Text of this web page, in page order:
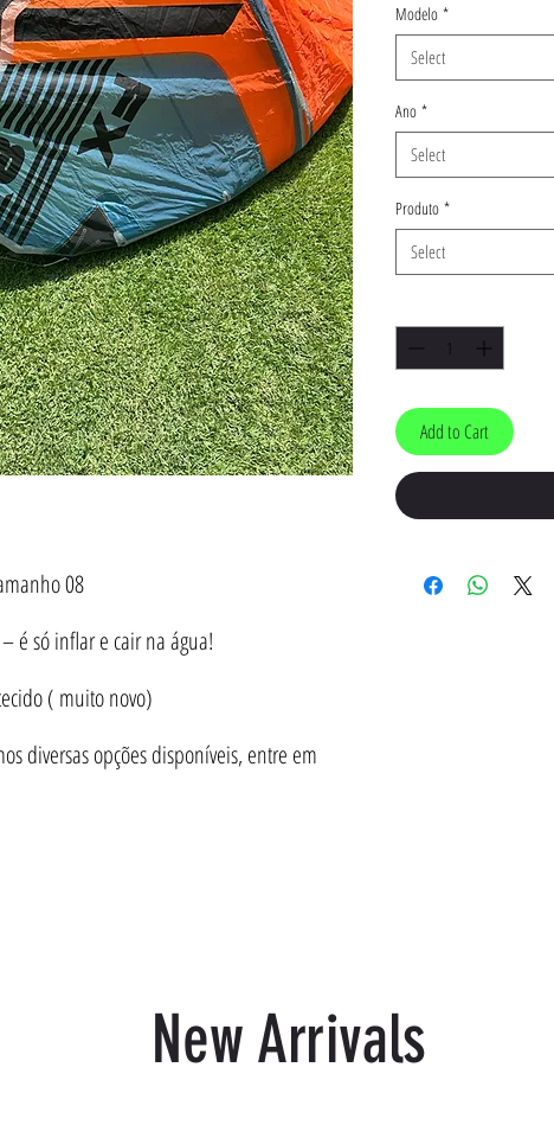
08
é só inflar e cair na água!
( muito novo)
diversas opções disponíveis, entre em
Modelo *
Select
Ano *
Select
Produto *
Select
Add to Cart
New Arrivals